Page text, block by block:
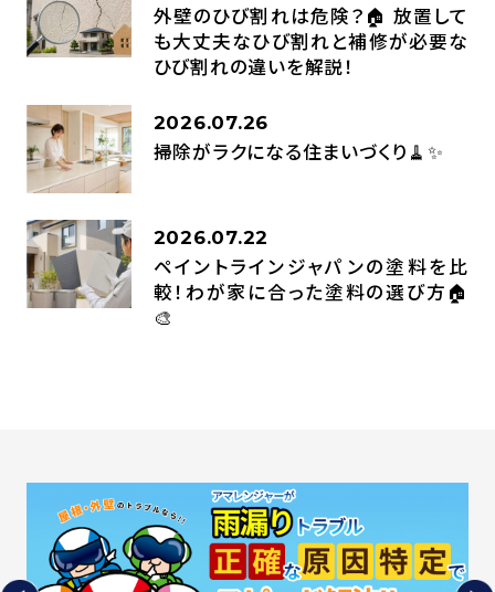
外壁のひび割れは危険？🏠 放置して
も大丈夫なひび割れと補修が必要な
ひび割れの違いを解説！
2026.07.26
掃除がラクになる住まいづくり🧹✨
2026.07.22
ペイントラインジャパンの塗料を比
較！わが家に合った塗料の選び方🏠
🎨